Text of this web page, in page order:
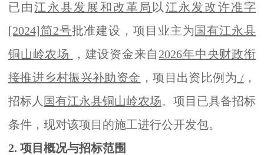
已由江永县发展和改革局 以 江永发改许准字
[2024]简2号批准建设，项目业主为 国有江永县
铜山岭农场
，建设资金来自 2026年中央财政衔
接推进乡村振兴补助资金 ，项目出资比例为 /，
招标人 国有江永县铜山岭农场。项目已具备招标
条件，现对该项目的施工进行公开发包。
2. 项目概况与招标范围